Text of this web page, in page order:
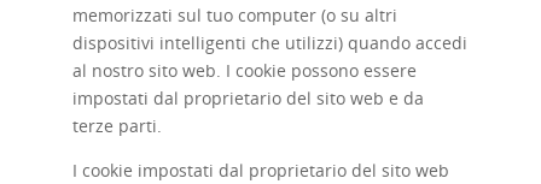
memorizzati sul tuo computer (o su altri
dispositivi intelligenti che utilizzi) quando accedi
al nostro sito web. I cookie possono essere
impostati dal proprietario del sito web e da
terze parti.
I cookie impostati dal proprietario del sito web